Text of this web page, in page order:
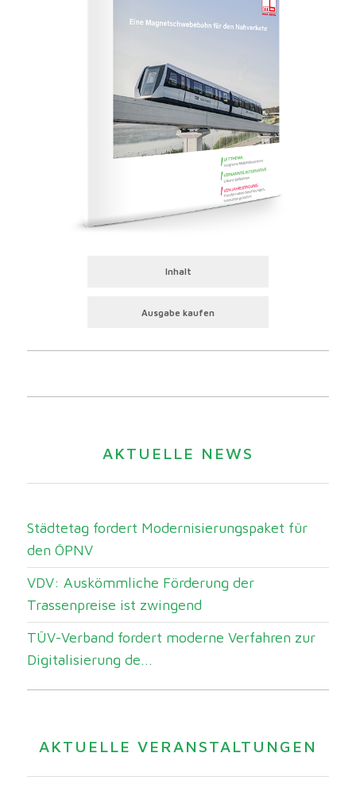
Inhalt
Ausgabe kaufen
AKTUELLE NEWS
Städtetag fordert Modernisierungspaket für
den ÖPNV
VDV: Auskömmliche Förderung der
Trassenpreise ist zwingend
TÜV-Verband fordert moderne Verfahren zur
Digitalisierung de...
AKTUELLE VERANSTALTUNGEN